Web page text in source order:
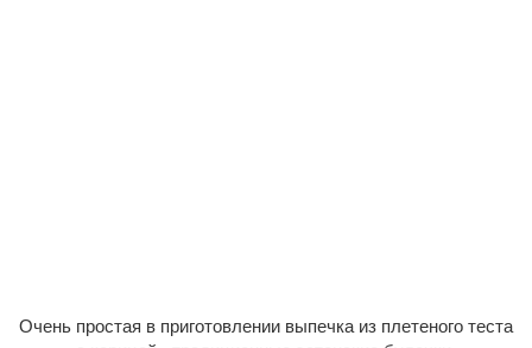
Очень простая в приготовлении выпечка из плетеного теста